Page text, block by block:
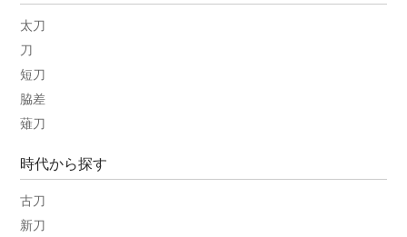
太刀
刀
短刀
脇差
薙刀
時代から探す
古刀
新刀